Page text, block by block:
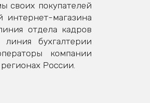
своих покупателей
интернет-магазина
отдела кадров
бухгалтерии
компании
России.